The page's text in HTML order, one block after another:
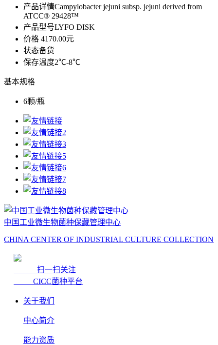
产品详情Campylobacter jejuni subsp. jejuni derived from
ATCC® 29428™
产品型号LYFO DISK
价格 4170.00元
状态备货
保存温度2℃-8℃
基本规格
6颗/瓶
中国工业微生物菌种保藏管理中心
CHINA CENTER OF INDUSTRIAL CULTURE COLLECTION
扫一扫关注
CICC菌种平台
关于我们
中心简介
能力资质